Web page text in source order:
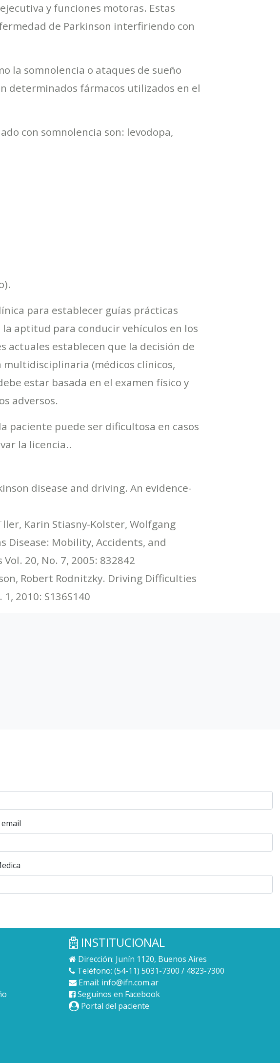
y funciones motoras. Estas
de Parkinson interfiriendo con
la somnolencia o ataques de sueño
determinados fármacos utilizados en el
con somnolencia son: levodopa,
para establecer guías prácticas
aptitud para conducir vehículos en los
actuales establecen que la decisión de
(médicos clínicos,
estar basada en el examen físico y
adversos.
paciente puede ser dificultosa en casos
la licencia..
disease and driving. An evidence-
Karin Stiasny-Kolster, Wolfgang
Disease: Mobility, Accidents, and
20, No. 7, 2005: 832842
Robert Rodnitzky. Driving Difficulties
2010: S136S140
INSTITUCIONAL
Dirección: Junín 1120, Buenos Aires
Teléfono: (54-11) 5031-7300 / 4823-7300
Email: info@ifn.com.ar
Seguinos en Facebook
Portal del paciente